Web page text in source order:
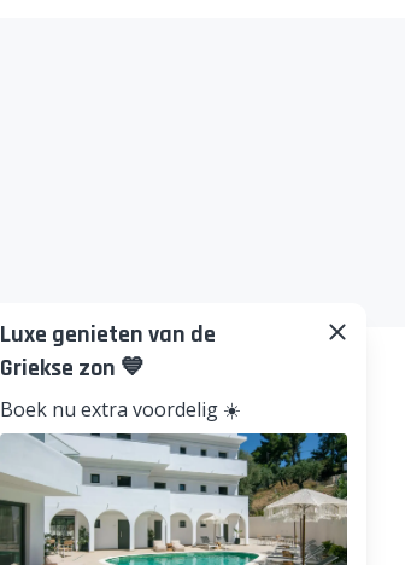
Luxe genieten van de
Griekse zon 💙
Boek nu extra voordelig ☀️